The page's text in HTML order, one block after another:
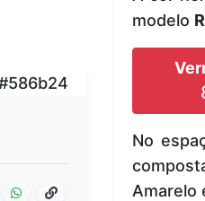
modelo
No
Amarelo